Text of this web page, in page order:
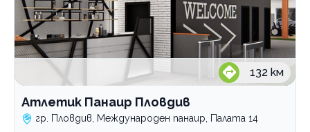
132 км
Атлетик Панаир Пловдив
гр. Пловдив, Международен панаир, Палата 14